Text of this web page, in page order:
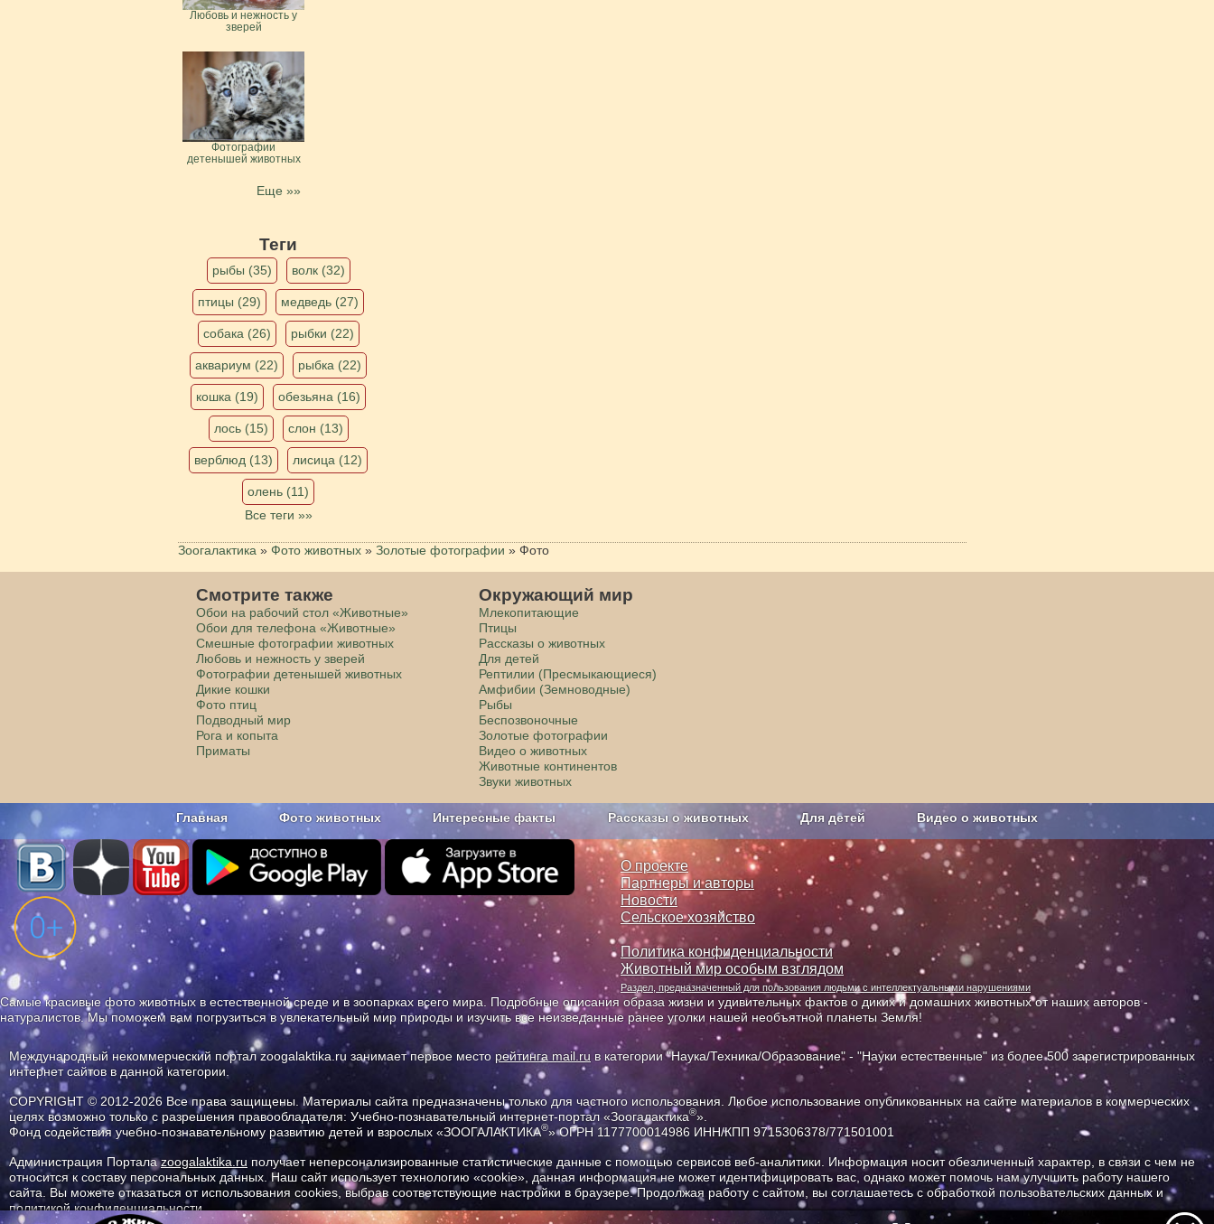
Любовь и нежность у
зверей
Фотографии
детенышей животных
Еще »»
Теги
рыбы (35) волк (32)
птицы (29) медведь (27)
собака (26) рыбки (22)
аквариум (22) рыбка (22)
кошка (19) обезьяна (16)
лось (15) слон (13)
верблюд (13) лисица (12)
олень (11)
Все теги »»
Зоогалактика » Фото животных » Золотые фотографии » Фото
Смотрите также
Обои на рабочий стол «Животные»
Обои для телефона «Животные»
Смешные фотографии животных
Любовь и нежность у зверей
Фотографии детенышей животных
Дикие кошки
Фото птиц
Подводный мир
Рога и копыта
Приматы
Окружающий мир
Млекопитающие
Птицы
Рассказы о животных
Для детей
Рептилии (Пресмыкающиеся)
Амфибии (Земноводные)
Рыбы
Беспозвоночные
Золотые фотографии
Видео о животных
Животные континентов
Звуки животных
Главная Фото животных Интересные факты Рассказы о животных Для детей Видео о животных
Наши приложения. Бесплатно и без рекламы О проекте Сельское хозяйство
О проекте
Партнеры и авторы
Новости
Сельское хозяйство
Политика конфиденциальности
Животный мир особым взглядом
Раздел, предназначенный для пользования людьми с интеллектуальными нарушениями
Самые красивые фото животных в естественной среде и в зоопарках всего мира. Подробные описания образа жизни и удивительных фактов о диких и домашних животных от наших авторов -
натуралистов. Мы поможем вам погрузиться в увлекательный мир природы и изучить все неизведанные ранее уголки нашей необъятной планеты Земля!
Международный некоммерческий портал zoogalaktika.ru занимает первое место рейтинга mail.ru в категории "Наука/Техника/Образование" - "Науки естественные" из более 500 зарегистрированных
интернет сайтов в данной категории.
COPYRIGHT © 2012-2026 Все права защищены. Материалы сайта предназначены только для частного использования. Любое использование опубликованных на сайте материалов в коммерческих
целях возможно только с разрешения правообладателя: Учебно-познавательный интернет-портал «Зоогалактика®».
Фонд содействия учебно-познавательному развитию детей и взрослых «ЗООГАЛАКТИКА®» ОГРН 1177700014986 ИНН/КПП 9715306378/771501001
Администрация Порталаzoogalaktika.ru получает неперсонализированные статистические данные с помощью сервисов веб-аналитики. Информация носит обезличенный характер, в связи с чем не
относится к составу персональных данных. Наш сайт использует технологию «cookie», данная информация не может идентифицировать вас, однако может помочь нам улучшить работу нашего
сайта. Вы можете отказаться от использования cookies, выбрав соответствующие настройки в браузере. Продолжая работу с сайтом, вы соглашаетесь с обработкой пользовательских данных и
политикой конфиденциальности.